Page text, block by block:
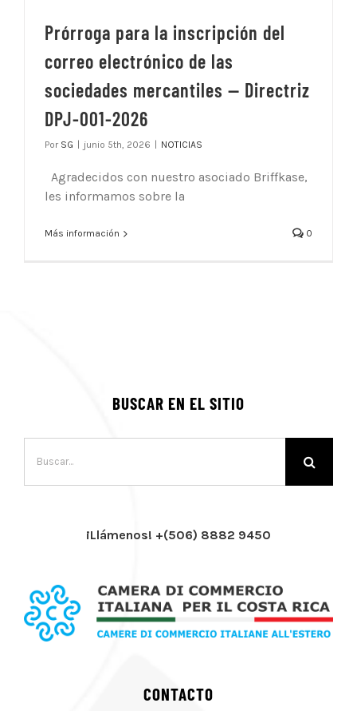
Prórroga para la inscripción del
correo electrónico de las
sociedades mercantiles — Directriz
DPJ-001-2026
Por SG | junio 5th, 2026 | NOTICIAS
Agradecidos con nuestro asociado Briffkase,
les informamos sobre la
Más información 0
BUSCAR EN EL SITIO
¡Llámenos! +(506) 8882 9450
CONTACTO